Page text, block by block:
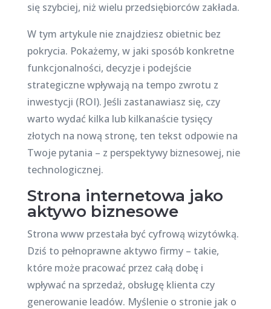
się szybciej, niż wielu przedsiębiorców zakłada.
W tym artykule nie znajdziesz obietnic bez
pokrycia. Pokażemy, w jaki sposób konkretne
funkcjonalności, decyzje i podejście
strategiczne wpływają na tempo zwrotu z
inwestycji (ROI). Jeśli zastanawiasz się, czy
warto wydać kilka lub kilkanaście tysięcy
złotych na nową stronę, ten tekst odpowie na
Twoje pytania – z perspektywy biznesowej, nie
technologicznej.
Strona internetowa jako
aktywo biznesowe
Strona www przestała być cyfrową wizytówką.
Dziś to pełnoprawne aktywo firmy – takie,
które może pracować przez całą dobę i
wpływać na sprzedaż, obsługę klienta czy
generowanie leadów. Myślenie o stronie jak o